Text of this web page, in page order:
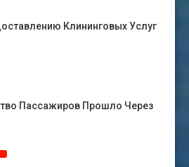
Клининговых Услуг
Пассажиров Прошло Через